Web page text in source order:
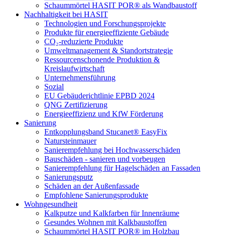
Schaummörtel HASIT POR® als Wandbaustoff
Nachhaltigkeit bei HASIT
Technologien und Forschungsprojekte
Produkte für energieeffiziente Gebäude
CO₂-reduzierte Produkte
Umweltmanagement & Standortstrategie
Ressourcenschonende Produktion &
Kreislaufwirtschaft
Unternehmensführung
Sozial
EU Gebäuderichtlinie EPBD 2024
QNG Zertifizierung
Energieeffizienz und KfW Förderung
Sanierung
Entkopplungsband Stucanet® EasyFix
Natursteinmauer
Sanierempfehlung bei Hochwasserschäden
Bauschäden - sanieren und vorbeugen
Sanierempfehlung für Hagelschäden an Fassaden
Sanierungsputz
Schäden an der Außenfassade
Empfohlene Sanierungsprodukte
Wohngesundheit
Kalkputze und Kalkfarben für Innenräume
Gesundes Wohnen mit Kalkbaustoffen
Schaummörtel HASIT POR® im Holzbau